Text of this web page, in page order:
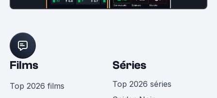
Films
Top 2026 films
Séries
Top 2026 séries